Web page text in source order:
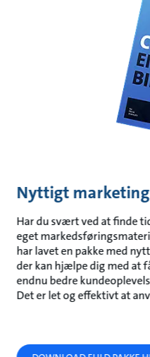
Nyttigt
Har du svært ved at finde
eget
har lavet en pakke med
der kan hjælpe dig med at
endnu bedre
Det er let og effektivt at